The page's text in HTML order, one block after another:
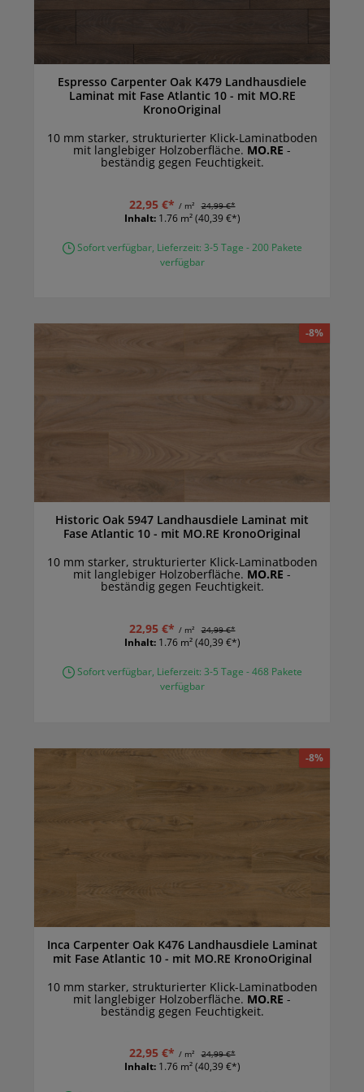
Espresso Carpenter Oak K479 Landhausdiele
Laminat mit Fase Atlantic 10 - mit MO.RE
KronoOriginal
10 mm starker, strukturierter Klick-Laminatboden
mit langlebiger Holzoberfläche. MO.RE -
beständig gegen Feuchtigkeit.
22,95 €* / m² 24,99 €*
Inhalt: 1.76 m²(40,39 €*)
Sofort verfügbar, Lieferzeit: 3-5 Tage - 200 Pakete
verfügbar
-8%
Historic Oak 5947 Landhausdiele Laminat mit
Fase Atlantic 10 - mit MO.RE KronoOriginal
10 mm starker, strukturierter Klick-Laminatboden
mit langlebiger Holzoberfläche. MO.RE -
beständig gegen Feuchtigkeit.
22,95 €* / m² 24,99 €*
Inhalt: 1.76 m²(40,39 €*)
Sofort verfügbar, Lieferzeit: 3-5 Tage - 468 Pakete
verfügbar
-8%
Inca Carpenter Oak K476 Landhausdiele Laminat
mit Fase Atlantic 10 - mit MO.RE KronoOriginal
10 mm starker, strukturierter Klick-Laminatboden
mit langlebiger Holzoberfläche. MO.RE -
beständig gegen Feuchtigkeit.
22,95 €* / m² 24,99 €*
Inhalt: 1.76 m²(40,39 €*)